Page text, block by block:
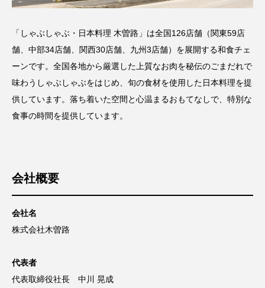
「しゃぶしゃぶ・日本料理 木曽路」は全国126店舗（関東59店
舗、中部34店舗、関西30店舗、九州3店舗）を展開する和食チェ
ーンです。全国各地から厳選した上質なお肉を秘伝のごまだれで
味わうしゃぶしゃぶをはじめ、旬の食材を使用した日本料理を提
供しています。落ち着いた空間と心温まるおもてなしで、特別な
食事の時間を提供しています。
会社概要
会社名
株式会社木曽路
代表者
代表取締役社長 中川 晃成